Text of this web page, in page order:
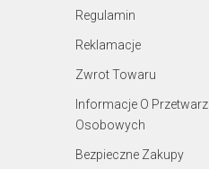
Regulamin
Reklamacje
Zwrot Towaru
Informacje O
Osobowych
Bezpieczne Zakupy